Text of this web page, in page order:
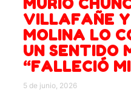
MURIÓ
VILLAFAÑE
MOLINA LO
UN SENTIDO
“FALLECIÓ
5 de junio, 2026